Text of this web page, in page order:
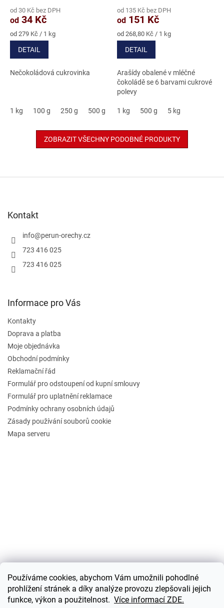
Používáme cookies, abychom Vám umožnili pohodlné
prohlížení stránek a díky analýze provozu zlepšovali jejich
funkce, výkon a použitelnost. Více informací ZDE.
produktu
je
4,7
z
hvězdiček.
od 30 Kč bez DPH
od 34 Kč
Měrná
cena:
od 279 Kč / 1 kg
DETAIL
Nečokoládová cukrovinka
1 kg 100 g 250 g 500 g 3 kg
produktu
je
5,0
z
hvězdiček.
od 135 Kč bez DPH
od 151 Kč
Měrná
cena:
od 268,80 Kč / 1 kg
DETAIL
Arašídy obalené v mléčné
čokoládě se 6 barvami cukrové
polevy
1 kg 500 g 5 kg
ZOBRAZIT VŠECHNY PODOBNÉ PRODUKTY
Kontakt
info@perun-orechy.cz
723 416 025
723 416 025
Informace pro Vás
Kontakty
Doprava a platba
Moje objednávka
Obchodní podmínky
Reklamační řád
Formulář pro odstoupení od kupní smlouvy
Formulář pro uplatnění reklamace
Podmínky ochrany osobních údajů
Zásady používání souborů cookie
Mapa serveru